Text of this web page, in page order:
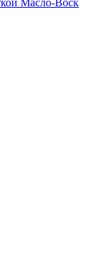
Масло-Воск